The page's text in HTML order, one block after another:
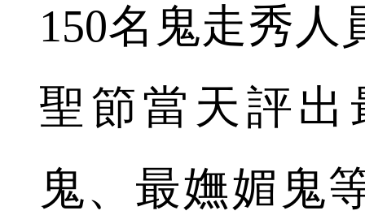
150名鬼走秀人
聖節當天評
鬼、最嫵媚鬼